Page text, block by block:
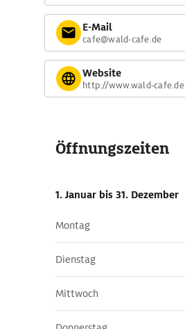
E-Mail
cafe@wald-cafe.de
Website
http://www.wald-cafe.de
Öffnungszeiten
1. Januar bis 31. Dezember
Montag
Dienstag
Mittwoch